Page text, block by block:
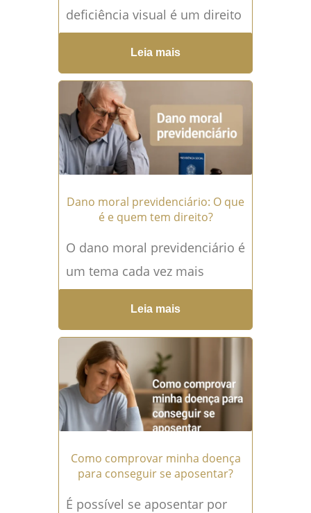
deficiência visual é um direito
garantido pela legislação
previdenciária brasileira, mas
poucos sabem exatamente
como ela funciona e quais...
Leia mais →
Leia mais
Dano moral previdenciário: O que
é e quem tem direito?
O dano moral previdenciário é
um tema cada vez mais
discutido na Justiça, pois
atinge diretamente segurados
que dependem de benefícios
para...Leia mais →
Leia mais
Como comprovar minha doença
para conseguir se aposentar?
É possível se aposentar por